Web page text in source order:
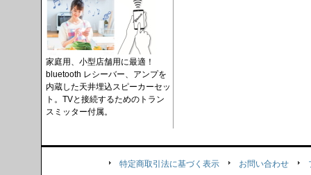
家庭用、小型店舗用に最適！
bluetooth レシーバー、アンプを
内蔵した天井埋込スピーカーセッ
ト。TVと接続するためのトラン
スミッター付属。
特定商取引法に基づく表示 お問い合わせ